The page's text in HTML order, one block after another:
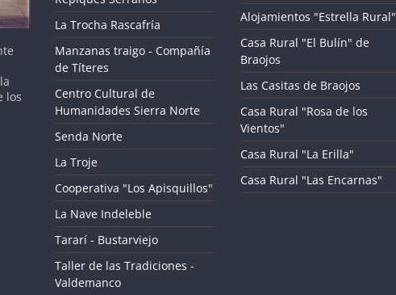
los
La Trocha Rascafría
Manzanas traigo - Compañía
de Títeres
Centro Cultural de
Humanidades Sierra Norte
Senda Norte
La Troje
Cooperativa "Los Apisquillos"
La Nave Indeleble
Tararí - Bustarviejo
Taller de las Tradiciones -
Valdemanco
Alojamientos "Estrella Rural"
Casa Rural "El Bulín" de
Braojos
Las Casitas de Braojos
Casa Rural "Rosa de los
Vientos"
Casa Rural "La Erilla"
Casa Rural "Las Encarnas"